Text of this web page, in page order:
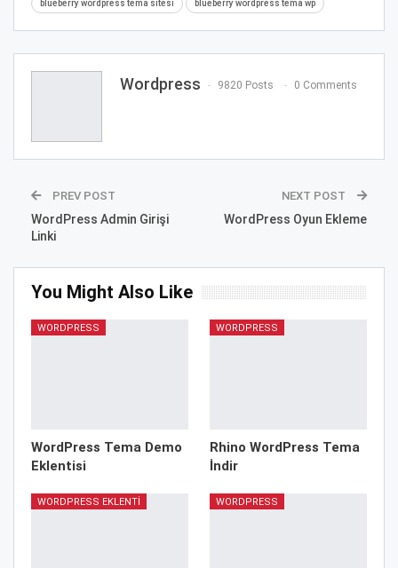
blueberry wordpress tema sitesi blueberry wordpress tema wp
Wordpress 9820 Posts 0 Comments
PREV POST
WordPress Admin Girişi
Linki
NEXT POST
WordPress Oyun Ekleme
You Might Also Like
WORDPRESS
WordPress Tema Demo
Eklentisi
WORDPRESS
Rhino WordPress Tema
İndir
WORDPRESS EKLENTI WORDPRESS